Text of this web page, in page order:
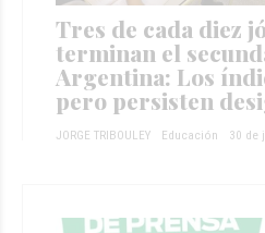
Tres de cada diez
terminan el
Argentina: Los
pero persisten
JORGE TRIBOULEY Educación 30 de